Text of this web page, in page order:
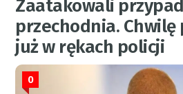
Zaatakowali
przechodnia. Chwilę
już w rękach policji
0